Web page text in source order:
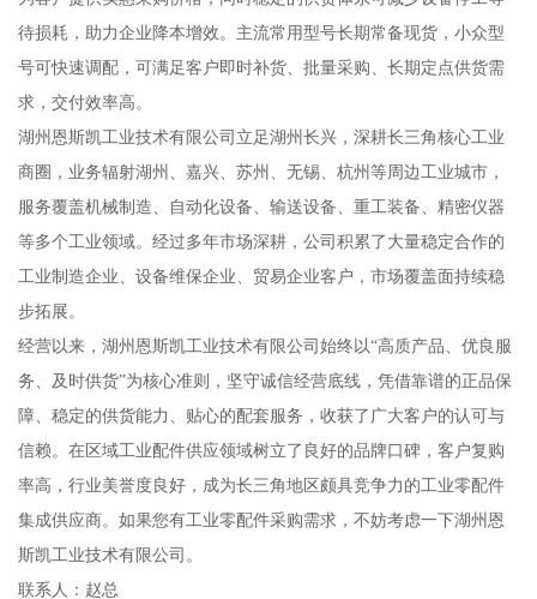
待损耗，助力企业降本增效。主流常用型号长期常备现货，小众型
号可快速调配，可满足客户即时补货、批量采购、长期定点供货需
求，交付效率高。
湖州恩斯凯工业技术有限公司立足湖州长兴，深耕长三角核心工业
商圈，业务辐射湖州、嘉兴、苏州、无锡、杭州等周边工业城市，
服务覆盖机械制造、自动化设备、输送设备、重工装备、精密仪器
等多个工业领域。经过多年市场深耕，公司积累了大量稳定合作的
工业制造企业、设备维保企业、贸易企业客户，市场覆盖面持续稳
步拓展。
经营以来，湖州恩斯凯工业技术有限公司始终以“高质产品、优良服
务、及时供货”为核心准则，坚守诚信经营底线，凭借靠谱的正品保
障、稳定的供货能力、贴心的配套服务，收获了广大客户的认可与
信赖。在区域工业配件供应领域树立了良好的品牌口碑，客户复购
率高，行业美誉度良好，成为长三角地区颇具竞争力的工业零配件
集成供应商。如果您有工业零配件采购需求，不妨考虑一下湖州恩
斯凯工业技术有限公司。
联系人：赵总